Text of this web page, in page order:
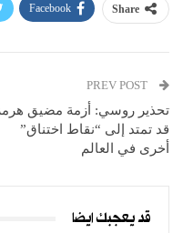
Share
Facebook
تحذير روسي: أزمة مضيق
قد تمتد إلى “نقاط اختناق”
أخرى في العالم
قد يعجبك ايضا